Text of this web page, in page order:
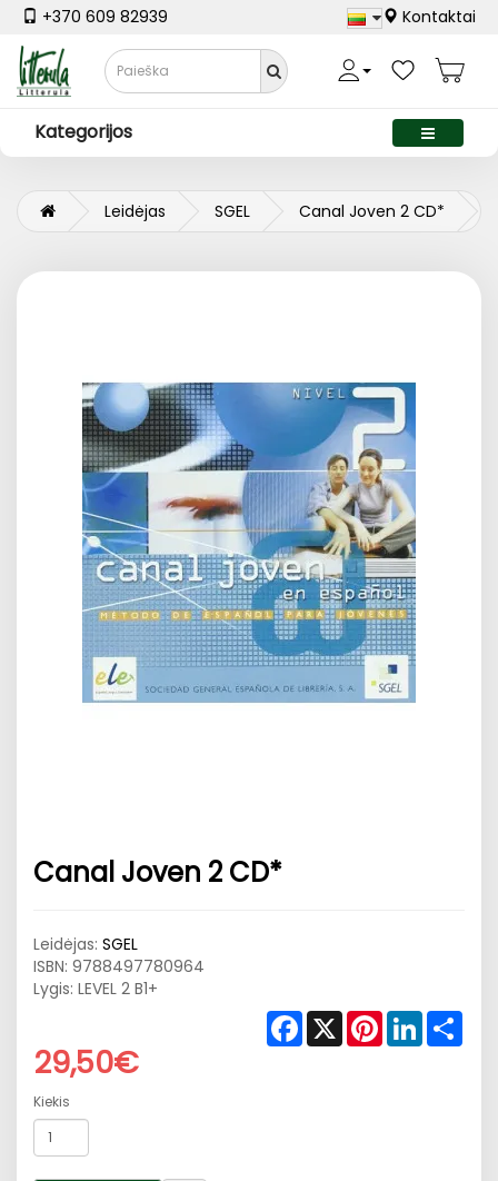
+370 609 82939 Kontaktai
Kategorijos
Leidėjas SGEL Canal Joven 2 CD*
Canal Joven 2 CD*
Leidėjas: SGEL
ISBN: 9788497780964
Lygis: LEVEL 2 B1+
Facebook
X PinterestLinkedIn
29,50€
Kiekis